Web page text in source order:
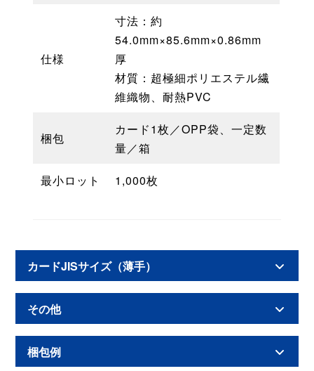
仕様
寸法：約
54.0mm×85.6mm×0.86mm
厚
材質：超極細ポリエステル繊
維織物、耐熱PVC
梱包
カード1枚／OPP袋、一定数
量／箱
最小ロット
1,000枚
カードJISサイズ（薄手）
その他
梱包例